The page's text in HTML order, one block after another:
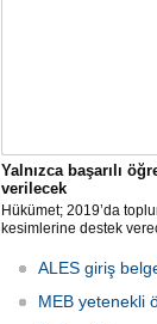
Yalnızca başarılı
verilecek
Hükümet; 2019’da
kesimlerine destek
ayda 300, ağır kronik
200, başarılı
verilecek.
ALES giriş
MEB yetenekli